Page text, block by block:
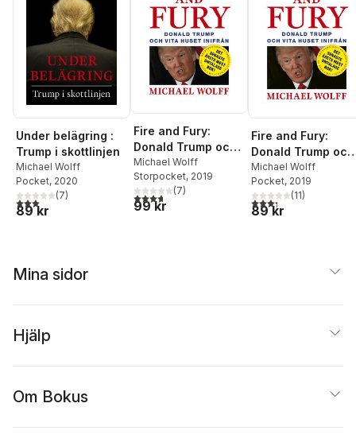
Under belägring :
Trump i skottlinjen
Michael Wolff
Pocket, 2020
3,0utav 5 stjärnor. Totalt antal röster:
(7)
89 kr
Fire and Fury:
Donald Trump och
Vita huset inifrån
Michael Wolff
Storpocket, 2019
3,7utav 5 stjärnor. Totalt antal röster:
(7)
99 kr
Fire and Fury:
Donald Trump och
Vita huset inifrån
Michael Wolff
Pocket, 2019
3,3utav 5 stjärnor.
(11)
89 kr
Mina sidor
Hjälp
Om Bokus